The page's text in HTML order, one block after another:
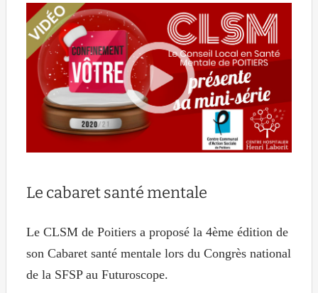
Le cabaret santé mentale
Le CLSM de Poitiers a proposé la 4ème édition de
son Cabaret santé mentale lors du Congrès national
de la SFSP au Futuroscope.